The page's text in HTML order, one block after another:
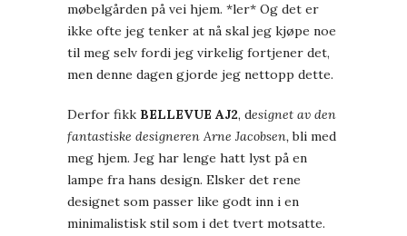
møbelgården på vei hjem. *ler* Og det er
ikke ofte jeg tenker at nå skal jeg kjøpe noe
til meg selv fordi jeg virkelig fortjener det,
men denne dagen gjorde jeg nettopp dette.
Derfor fikk BELLEVUE AJ2, designet av den
fantastiske designeren Arne Jacobsen,bli med
meg hjem. Jeg har lenge hatt lyst på en
lampe fra hans design. Elsker det rene
designet som passer like godt inn i en
minimalistisk stil som i det tvert motsatte.